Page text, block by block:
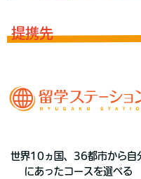
提携先
世界10ヵ国、36都市から自
にあったコースを選べる